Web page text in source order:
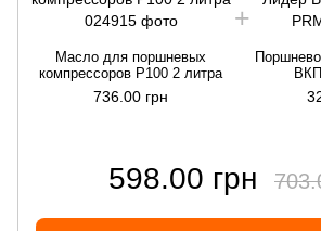
Масло для поршневых
компрессоров P100 2 литра
736.00 грн
598.00 грн